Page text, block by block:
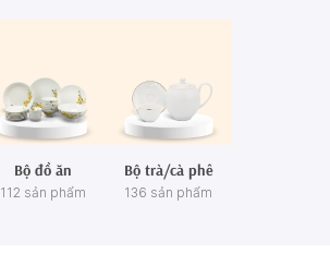
Bộ đồ ăn
112 sản phẩm
Bộ trà/cà phê
136 sản phẩm